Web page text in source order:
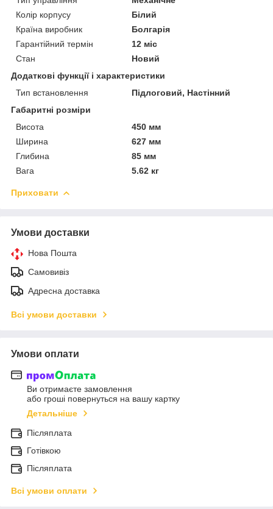
Колір корпусу
Білий
Країна виробник
Болгарія
Гарантійний термін
12 міс
Стан
Новий
Додаткові функції і характеристики
Тип встановлення
Підлоговий, Настінний
Габаритні розміри
Висота
450 мм
Ширина
627 мм
Глибина
85 мм
Вага
5.62 кг
Приховати
Умови доставки
Нова Пошта
Самовивіз
Адресна доставка
Всі умови доставки
Умови оплати
Ви отримаєте замовлення
або гроші повернуться на вашу картку
Детальніше
Післяплата
Готівкою
Післяплата
Всі умови оплати